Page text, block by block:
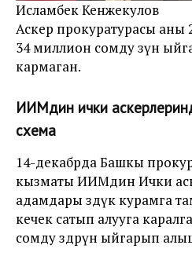
Исламбек Кенжекулов
Аскер прокуратурасы аны
34 миллион сомду өзүнө
кармаган.
ИИМдин ички
схема
14-декабрда Башкы
кызматы ИИМдин Ички
адамдары өздүк курамга
кечек сатып алууга
сомду өздөрүнө ыйгарып